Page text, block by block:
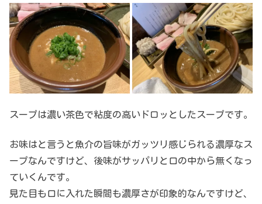
スープは濃い茶色で粘度の高いドロッとしたスープです。
お味はと言うと魚介の旨味がガッツリ感じられる濃厚なス
ープなんですけど、後味がサッパリと口の中から無くなっ
ていくんです。
見た目も口に入れた瞬間も濃厚さが印象的なんですけど、